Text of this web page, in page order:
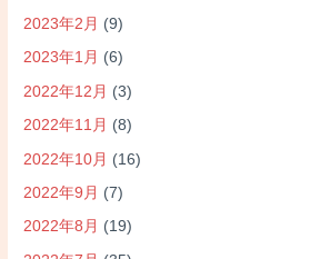
2023年2月 (9)
2023年1月 (6)
2022年12月 (3)
2022年11月 (8)
2022年10月 (16)
2022年9月 (7)
2022年8月 (19)